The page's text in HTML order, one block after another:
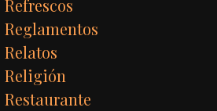
Refrescos
Reglamentos
Relatos
Religión
Restaurante